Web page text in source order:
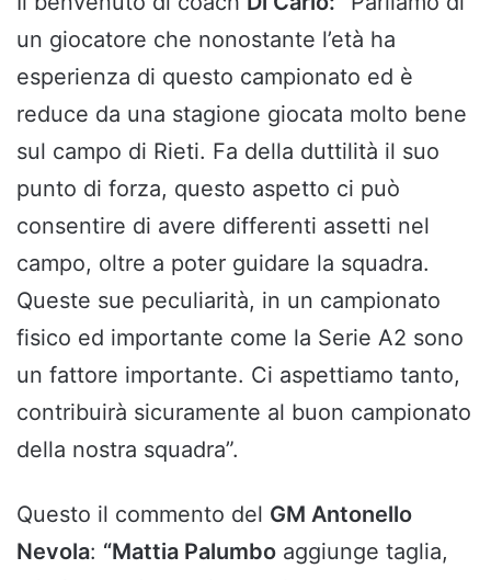
un giocatore che nonostante l’età ha
esperienza di questo campionato ed è
reduce da una stagione giocata molto bene
sul campo di Rieti. Fa della duttilità il suo
punto di forza, questo aspetto ci può
consentire di avere differenti assetti nel
campo, oltre a poter guidare la squadra.
Queste sue peculiarità, in un campionato
fisico ed importante come la Serie A2 sono
un fattore importante. Ci aspettiamo tanto,
contribuirà sicuramente al buon campionato
della nostra squadra”.
Questo il commento del GM Antonello
Nevola: “Mattia Palumbo aggiunge taglia,